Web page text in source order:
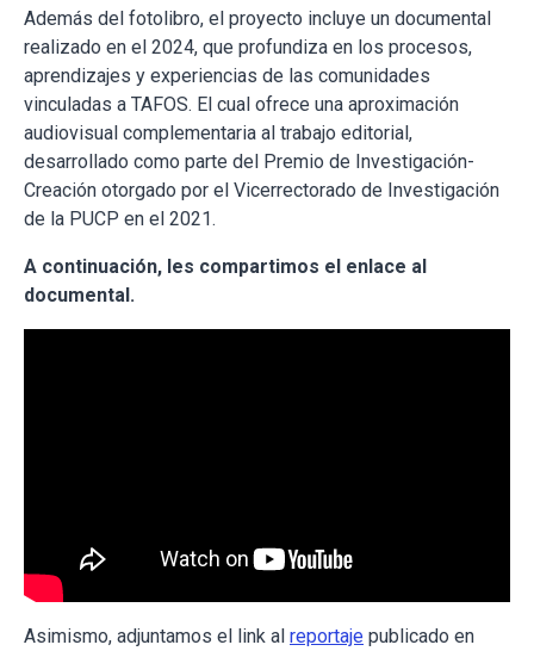
Además del fotolibro, el proyecto incluye un documental
realizado en el 2024, que profundiza en los procesos,
aprendizajes y experiencias de las comunidades
vinculadas a TAFOS. El cual ofrece una aproximación
audiovisual complementaria al trabajo editorial,
desarrollado como parte del Premio de Investigación-
Creación otorgado por el Vicerrectorado de Investigación
de la PUCP en el 2021.
A continuación, les compartimos el enlace al
documental.
Asimismo, adjuntamos el link al reportaje publicado en